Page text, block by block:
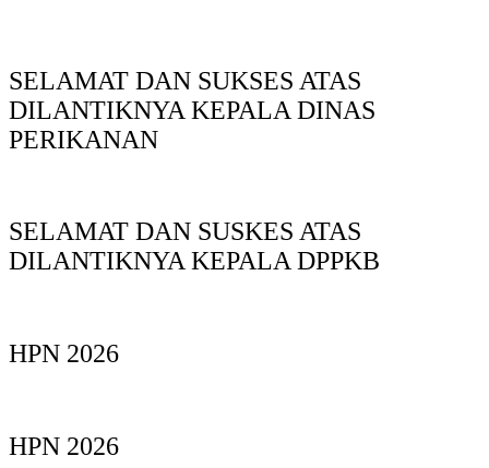
SELAMAT DAN SUKSES ATAS
DILANTIKNYA KEPALA DINAS
PERIKANAN
SELAMAT DAN SUSKES ATAS
DILANTIKNYA KEPALA DPPKB
HPN 2026
HPN 2026